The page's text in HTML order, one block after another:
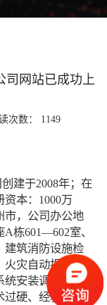
司网站已成功上
次数： 1149
于2008年；在
本：1000万
，公司办公地
栋601—602室、
建筑消防设施检
火灾自动报警系
安装调试；公司
硬、经验丰富的